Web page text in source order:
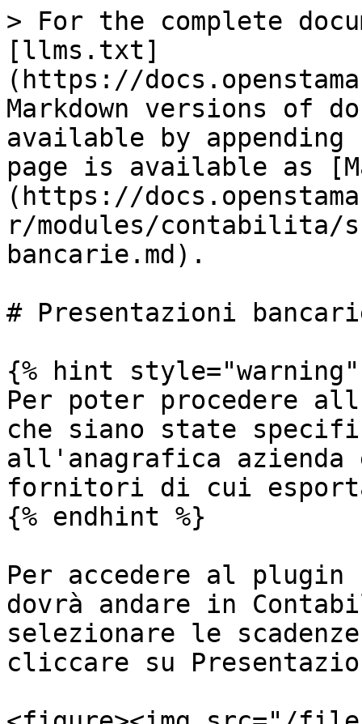
> For the complete
[llms.txt]
(https://
Markdown versions of
available by
page is available as
(https://
r/modules/contabilita/
bancarie.md).
# Presentazioni
{% hint style="warning"
Per poter procedere
che siano state
all'anagrafica
fornitori di cui
{% endhint %}
Per accedere al
dovrà andare in
selezionare le
cliccare su